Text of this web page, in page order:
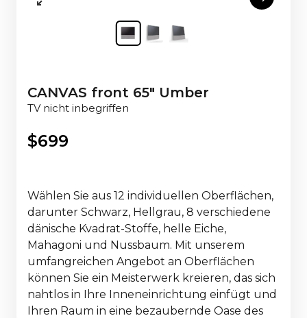
CANVAS front 65" Umber
TV nicht inbegriffen
$699
Wählen Sie aus 12 individuellen Oberflächen,
darunter Schwarz, Hellgrau, 8 verschiedene
dänische Kvadrat-Stoffe, helle Eiche,
Mahagoni und Nussbaum. Mit unserem
umfangreichen Angebot an Oberflächen
können Sie ein Meisterwerk kreieren, das sich
nahtlos in Ihre Inneneinrichtung einfügt und
Ihren Raum in eine bezaubernde Oase des